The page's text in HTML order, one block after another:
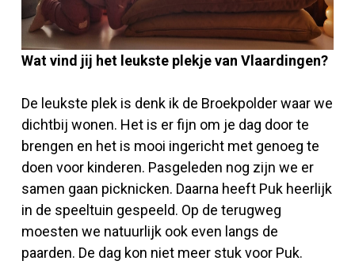
Wat vind jij het leukste plekje van Vlaardingen?
De leukste plek is denk ik de Broekpolder waar we
dichtbij wonen. Het is er fijn om je dag door te
brengen en het is mooi ingericht met genoeg te
doen voor kinderen. Pasgeleden nog zijn we er
samen gaan picknicken. Daarna heeft Puk heerlijk
in de speeltuin gespeeld. Op de terugweg
moesten we natuurlijk ook even langs de
paarden. De dag kon niet meer stuk voor Puk.